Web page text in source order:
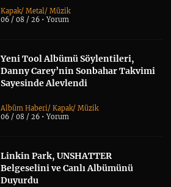
Kapak/Metal /Müzik
06 / 08 / 26 •Yorum
Yeni Tool Albümü Söylentileri,
Danny Carey’nin Sonbahar Takvimi
Sayesinde Alevlendi
Albüm Haberi/Kapak/Müzik
06 / 08 / 26 •Yorum
Linkin Park, UNSHATTER
Belgeselini ve Canlı Albümünü
Duyurdu